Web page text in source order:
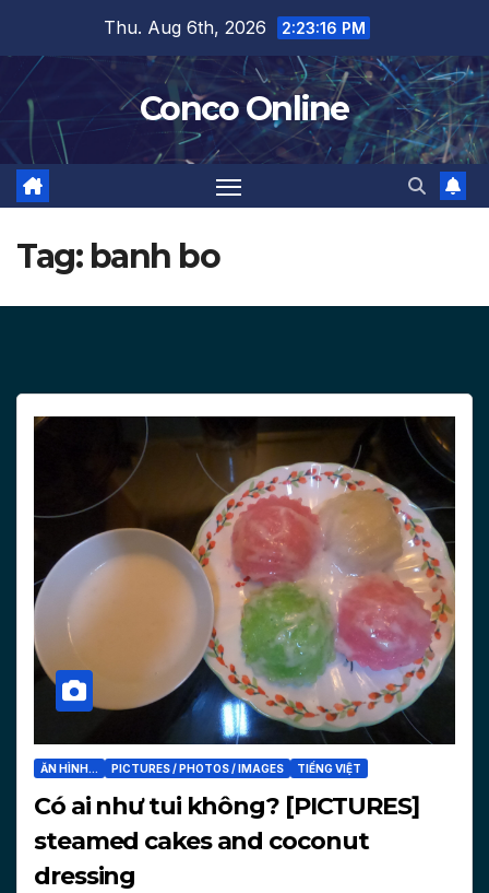
content
Thu. Aug 6th, 2026 2:23:17 PM
Conco Online
Tag: banh bo
ĂN HÌNH... PICTURES / PHOTOS / IMAGES TIẾNG VIỆT
Có ai như tui không? [PICTURES]
steamed cakes and coconut
dressing